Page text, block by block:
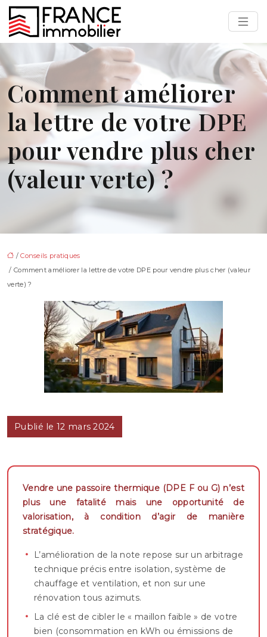
Comment améliorer
la lettre de votre DPE
pour vendre plus cher
(valeur verte) ?
/Conseils pratiques
/ Comment améliorer la lettre de votre DPE pour vendre plus cher (valeur
verte) ?
Publié le 12 mars 2024
Vendre une passoire thermique (DPE F ou G) n’est
plus une fatalité mais une opportunité de
valorisation, à condition d’agir de manière
stratégique.
L’amélioration de la note repose sur un arbitrage
technique précis entre isolation, système de
chauffage et ventilation, et non sur une
rénovation tous azimuts.
La clé est de cibler le « maillon faible » de votre
bien (consommation en kWh ou émissions de